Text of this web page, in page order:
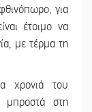
για
έτοιμο να
με τέρμα τη
χρονιά του
μπροστά στη